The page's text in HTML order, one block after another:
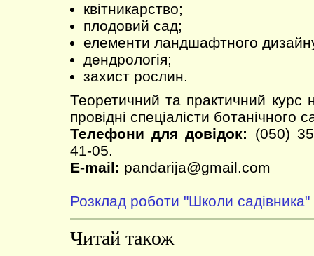
квітникарство;
плодовий сад;
елементи ландшафтного
дендрологія;
захист рослин.
Теоретичний та практичний курс
провідні спеціалісти ботанічного
Телефони для довідок:
(050)
41-05.
E-mail: pandarija@gmail.com
Розклад роботи "Школи садівника"
Читай також